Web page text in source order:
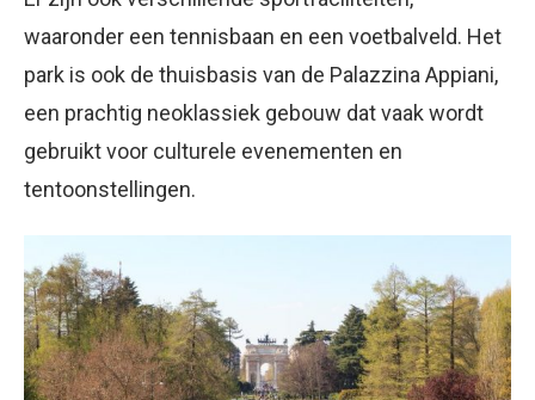
waaronder een tennisbaan en een voetbalveld. Het
park is ook de thuisbasis van de Palazzina Appiani,
een prachtig neoklassiek gebouw dat vaak wordt
gebruikt voor culturele evenementen en
tentoonstellingen.